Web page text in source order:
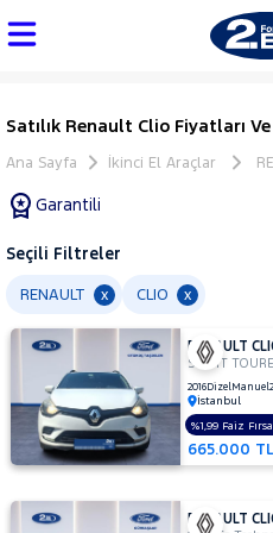
Satılık Renault Clio Fiyatları
Ana Sayfa İkinci El Araçlar
Garantili
Tüm
Araçlar
AUDI
BMC
BMW
BYD
Seçili Filtreler
RENAULT x CLIO x
RENAULT
SPORT
2016DizelManuel
İstanbul
665.000 TL
%1,99 Faiz
RENAULT